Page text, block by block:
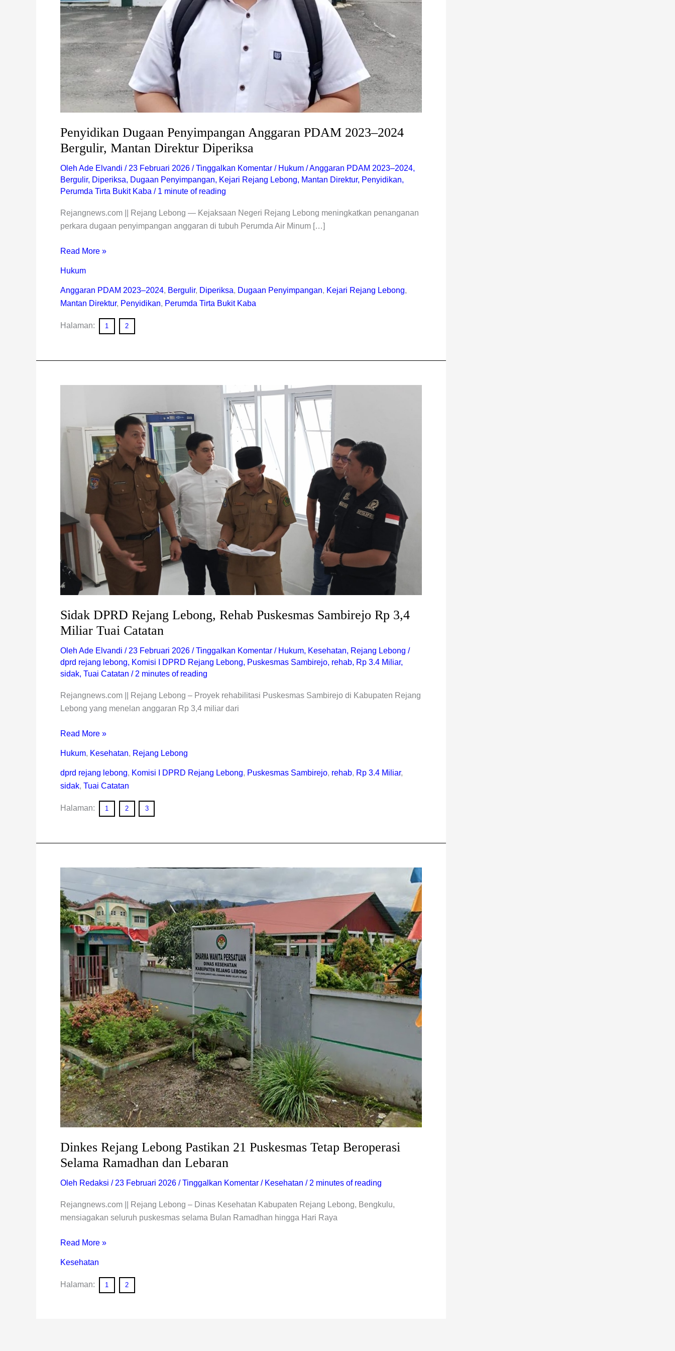
Penyidikan Dugaan Penyimpangan Anggaran PDAM 2023–2024
Bergulir, Mantan Direktur Diperiksa
Oleh Ade Elvandi / 23 Februari 2026 /Tinggalkan Komentar / Hukum /Anggaran PDAM 2023–2024,
Bergulir, Diperiksa, Dugaan Penyimpangan, Kejari Rejang Lebong, Mantan Direktur, Penyidikan,
Perumda Tirta Bukit Kaba / 1 minute of reading
Rejangnews.com || Rejang Lebong — Kejaksaan Negeri Rejang Lebong meningkatkan penanganan
perkara dugaan penyimpangan anggaran di tubuh Perumda Air Minum […]
Read More »
Hukum
Anggaran PDAM 2023–2024, Bergulir, Diperiksa, Dugaan Penyimpangan, Kejari Rejang Lebong,
Mantan Direktur, Penyidikan, Perumda Tirta Bukit Kaba
Halaman: 1 2
Sidak DPRD Rejang Lebong, Rehab Puskesmas Sambirejo Rp 3,4
Miliar Tuai Catatan
Oleh Ade Elvandi / 23 Februari 2026 /Tinggalkan Komentar / Hukum, Kesehatan, Rejang Lebong /
dprd rejang lebong, Komisi I DPRD Rejang Lebong, Puskesmas Sambirejo, rehab, Rp 3.4 Miliar,
sidak, Tuai Catatan / 2 minutes of reading
Rejangnews.com || Rejang Lebong – Proyek rehabilitasi Puskesmas Sambirejo di Kabupaten Rejang
Lebong yang menelan anggaran Rp 3,4 miliar dari
Lebong,
Rehab
Puskesmas
Sambirejo
Tuai
Catatan
Read More »
Hukum, Kesehatan, Rejang Lebong
dprd rejang lebong, Komisi I DPRD Rejang Lebong, Puskesmas Sambirejo, rehab, Rp 3.4 Miliar,
sidak, Tuai Catatan
Halaman: 1 2 3
Dinkes Rejang Lebong Pastikan 21 Puskesmas Tetap Beroperasi
Selama Ramadhan dan Lebaran
Oleh Redaksi / 23 Februari 2026 /Tinggalkan Komentar / Kesehatan / 2 minutes of reading
Rejangnews.com || Rejang Lebong – Dinas Kesehatan Kabupaten Rejang Lebong, Bengkulu,
mensiagakan seluruh puskesmas selama Bulan Ramadhan hingga Hari Raya
Rejang
Lebong
Pastikan
21
Puskesmas
Tetap
Beroperasi
Selama
Ramadhan
dan
Lebaran
Read More »
Kesehatan
Halaman: 1 2